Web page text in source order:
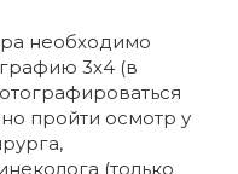
необходимо
3х4 (в
пройти осмотр у
(только